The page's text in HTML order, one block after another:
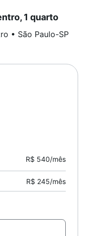
1 quarto
• São Paulo-SP
R$ 540/mês
R$ 245/mês